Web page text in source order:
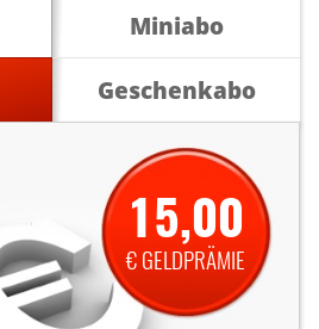
Miniabo
Geschenkabo
15,00
€ GELDPRÄMIE